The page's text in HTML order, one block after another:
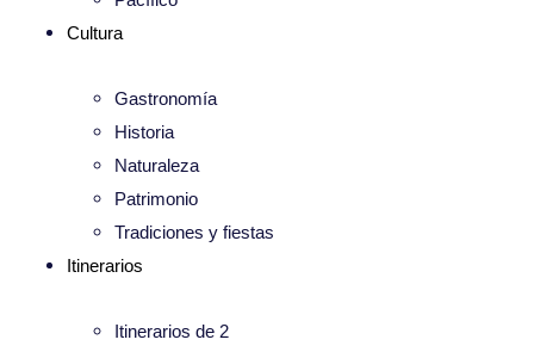
Cultura
Gastronomía
Historia
Naturaleza
Patrimonio
Tradiciones y fiestas
Itinerarios
Itinerarios de 2